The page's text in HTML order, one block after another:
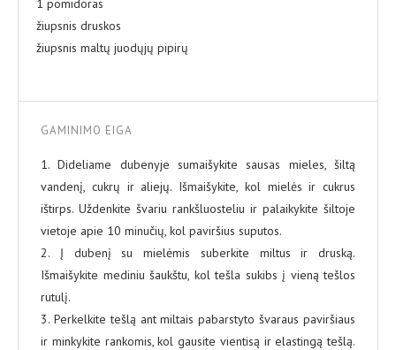
1 pomidoras
žiupsnis druskos
žiupsnis maltų juodųjų pipirų
GAMINIMO EIGA
1. Dideliame dubenyje sumaišykite sausas mieles, šiltą
vandenį, cukrų ir aliejų. Išmaišykite, kol mielės ir cukrus
ištirps. Uždenkite švariu rankšluosteliu ir palaikykite šiltoje
vietoje apie 10 minučių, kol paviršius suputos.
2. Į dubenį su mielėmis suberkite miltus ir druską.
Išmaišykite mediniu šaukštu, kol tešla sukibs į vieną tešlos
rutulį.
3. Perkelkite tešlą ant miltais pabarstyto švaraus paviršiaus
ir minkykite rankomis, kol gausite vientisą ir elastingą tešlą.